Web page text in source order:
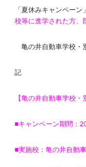
「夏休みキャンペー
校等に進学された方、
亀の井自動車学校・
記
【亀の井自動車学校
■キャンペーン期間：
■実施校：亀の井自動